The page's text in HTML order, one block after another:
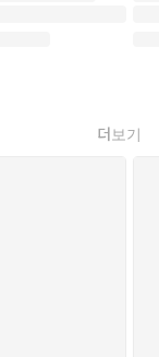
더보기